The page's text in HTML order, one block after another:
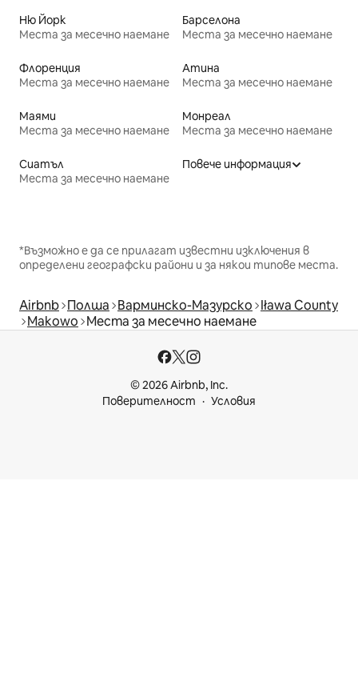
Ню Йорк
Места за месечно наемане
Барселона
Места за месечно наемане
Флоренция
Места за месечно наемане
Атина
Места за месечно наемане
Маями
Места за месечно наемане
Монреал
Места за месечно наемане
Сиатъл
Места за месечно наемане
Повече информация
*Възможно е да се прилагат известни изключения в
определени географски райони и за някои типове места.
Airbnb Полша Варминско-Мазурско Iława County
Makowo Места за месечно наемане
© 2026 Airbnb, Inc.
Поверителност
Условия